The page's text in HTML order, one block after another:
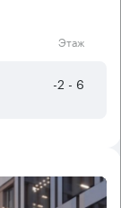
Этаж
-2 - 6